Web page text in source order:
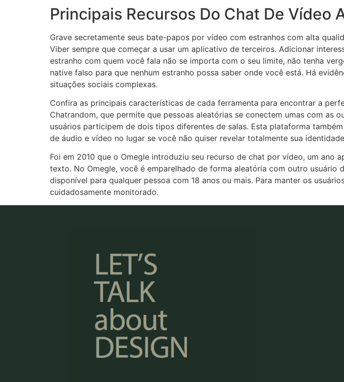
Principais Recursos Do Chat De Vídeo
Grave secretamente seus bate-papos por vídeo com estranhos com alta
Viber sempre que começar a usar um aplicativo de terceiros. Adicionar
estranho com quem você fala não se importa com o seu limite, não tenha
native falso para que nenhum estranho possa saber onde você está. Há
situações sociais complexas.
Confira as principais características de cada ferramenta para encontrar a
Chatrandom, que permite que pessoas aleatórias se conectem umas com as
usuários participem de dois tipos diferentes de salas. Esta plataforma
de áudio e vídeo no lugar se você não quiser revelar totalmente sua
Foi em 2010 que o Omegle introduziu seu recurso de chat por vídeo, um ano
texto. No Omegle, você é emparelhado de forma aleatória com outro
disponível para qualquer pessoa com 18 anos ou mais. Para manter os
cuidadosamente monitorado.